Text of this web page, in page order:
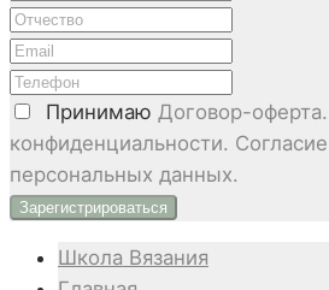
Принимаю Договор-
конфиденциальности.
персональных данных.
Школа Вязания